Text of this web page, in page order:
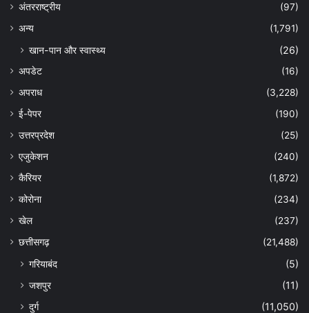
अंतरराष्ट्रीय
(97)
अन्‍य
(1,791)
खान-पान और स्वास्थ्य (26)
अपडेट
(16)
अपराध
(3,228)
ई-पेपर
(190)
उत्तरप्रदेश
(25)
एजुकेशन
(240)
कैरियर
(1,872)
कोरोना
(234)
खेल
(237)
छत्तीसगढ़
(21,488)
गरियाबंद
(5)
जशपुर
(11)
दुर्ग
(11,050)